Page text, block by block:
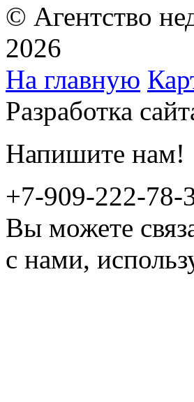
© Агентство
2026
На главную
Разработка
Напишите нам!
+7-909-222-78-
Вы можете
с нами,